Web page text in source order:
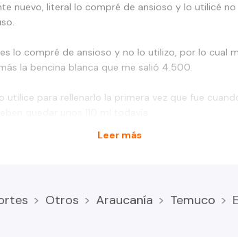
nuevo, literal lo compré de ansioso y lo utilicé
lo compré de ansioso y no lo utilizo, por lo cual
la bencina blanca que me salió 4.500.
utilice para rellenarlo la primera vez que fue
Leer más
Otros Araucanía Temuco